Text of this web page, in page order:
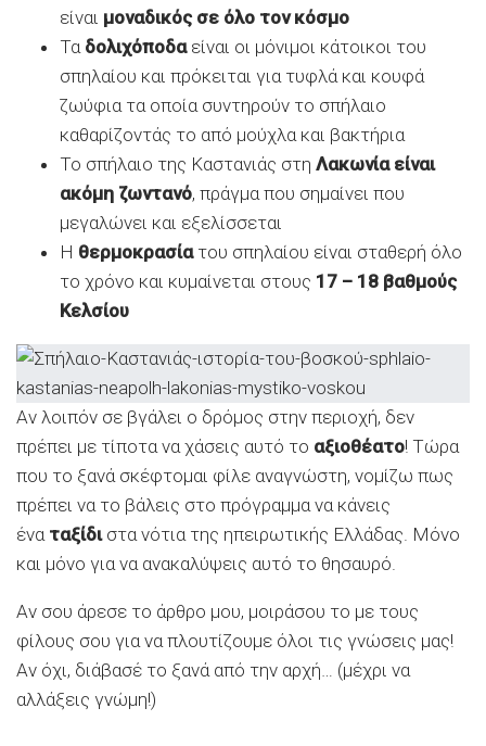
είναι μοναδικός σε όλο τον κόσμο
Τα δολιχόποδαείναι οι μόνιμοι κάτοικοι του
σπηλαίου και πρόκειται για τυφλά και κουφά
ζωύφια τα οποία συντηρούν το σπήλαιο
καθαρίζοντάς το από μούχλα και βακτήρια
Το σπήλαιο της Καστανιάς στη Λακωνία είναι
ακόμη ζωντανό, πράγμα που σημαίνει που
μεγαλώνει και εξελίσσεται
Η θερμοκρασίατου σπηλαίου είναι σταθερή όλο
το χρόνο και κυμαίνεται στους 17 – 18 βαθμούς
Κελσίου
Αν λοιπόν σε βγάλει ο δρόμος στην περιοχή, δεν
πρέπει με τίποτα να χάσεις αυτό το αξιοθέατο! Τώρα
που το ξανά σκέφτομαι φίλε αναγνώστη, νομίζω πως
πρέπει να το βάλεις στο πρόγραμμα να κάνεις
ένα ταξίδιστα νότια της ηπειρωτικής Ελλάδας. Μόνο
και μόνο για να ανακαλύψεις αυτό το θησαυρό.
Αν σου άρεσε το άρθρο μου, μοιράσου το με τους
φίλους σου για να πλουτίζουμε όλοι τις γνώσεις μας!
Αν όχι, διάβασέ το ξανά από την αρχή… (μέχρι να
αλλάξεις γνώμη!)